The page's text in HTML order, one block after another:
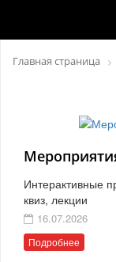
Главная страница
Интерактивные
квиз, лекции
16.07.2026
Подробнее